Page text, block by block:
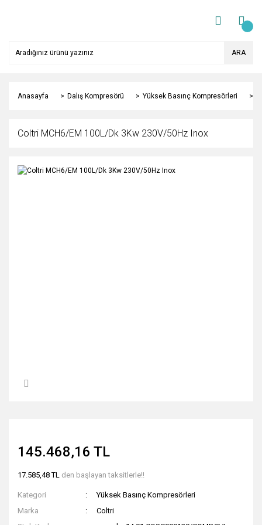
ARA
Anasayfa Dalış Kompresörü Yüksek Basınç Kompresörleri
Coltri MCH6/EM 100L/Dk 3Kw 230V/50Hz Inox
145.468,16 TL
17.585,48 TL den başlayan taksitlerle!!
Kategori
Yüksek Basınç Kompresörleri
Marka
Coltri